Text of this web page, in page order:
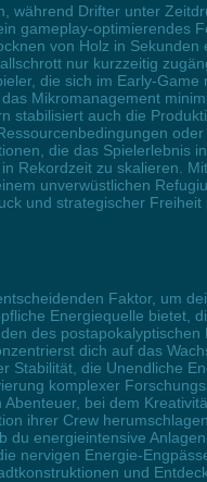
während Drifter unter
gameplay-optimierendes
von Holz in Sekunden
nur kurzzeitig
die sich im Early-Game
Mikromanagement
stabilisiert auch die
die das Spielerlebnis
Rekordzeit zu skalieren. Mit
unverwüstlichen
und strategischer Freiheit
Faktor, um
Energiequelle bietet,
des postapokalyptischen
dich auf das
Stabilität, die Unendliche
komplexer
bei dem
ihrer Crew
energieintensive Anlagen
nervigen Energie-
und